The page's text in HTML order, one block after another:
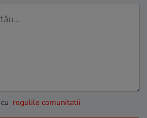
regulile comunitatii